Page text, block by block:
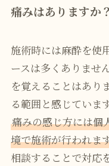
痛みはありますか？
施術時には麻酔を使
ースは多くありませ
を覚えることはあり
る範囲と感じています
痛みの感じ方には個
境で施術が行われま
相談することで対応